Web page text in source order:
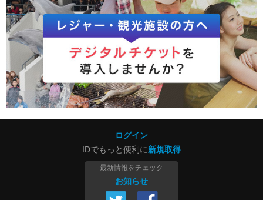
ログイン
IDでもっと便利に新規取得
最新情報をチェック
お知らせ